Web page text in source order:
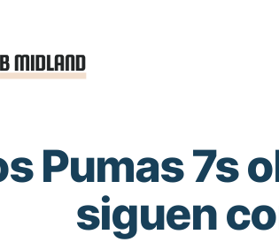
Pumas 7s
siguen